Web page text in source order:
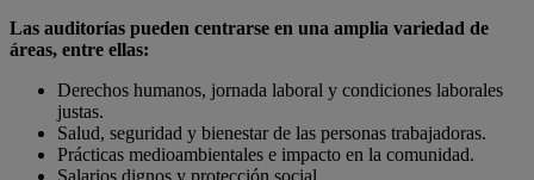
Las auditorías pueden centrarse en una amplia variedad de
áreas, entre ellas:
Derechos humanos, jornada laboral y condiciones laborales
justas.
Salud, seguridad y bienestar de las personas trabajadoras.
Prácticas medioambientales e impacto en la comunidad.